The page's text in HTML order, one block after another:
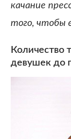
качание
того, чтобы
Количество
девушек до